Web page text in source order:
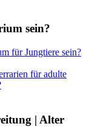
sein?
für Jungtiere sein?
für adulte
| Alter